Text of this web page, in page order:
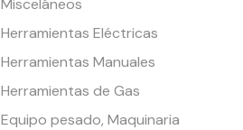
Misceláneos
Herramientas Eléctricas
Herramientas Manuales
Herramientas de Gas
Equipo pesado, Maquinaria